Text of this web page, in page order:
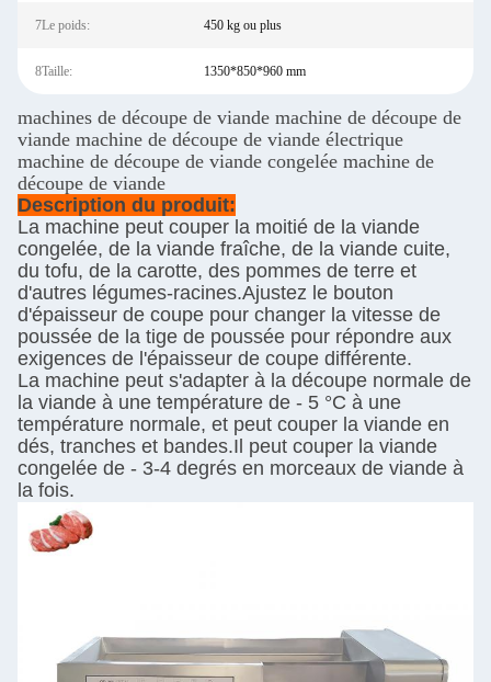
7Le poids: 450 kg ou plus
8Taille: 1350*850*960 mm
machines de découpe de viande machine de découpe de
viande machine de découpe de viande électrique
machine de découpe de viande congelée machine de
découpe de viande
Description du produit:
La machine peut couper la moitié de la viande
congelée, de la viande fraîche, de la viande cuite,
du tofu, de la carotte, des pommes de terre et
d'autres légumes-racines.Ajustez le bouton
d'épaisseur de coupe pour changer la vitesse de
poussée de la tige de poussée pour répondre aux
exigences de l'épaisseur de coupe différente.
La machine peut s'adapter à la découpe normale de
la viande à une température de - 5 °C à une
température normale, et peut couper la viande en
dés, tranches et bandes.Il peut couper la viande
congelée de - 3-4 degrés en morceaux de viande à
la fois.